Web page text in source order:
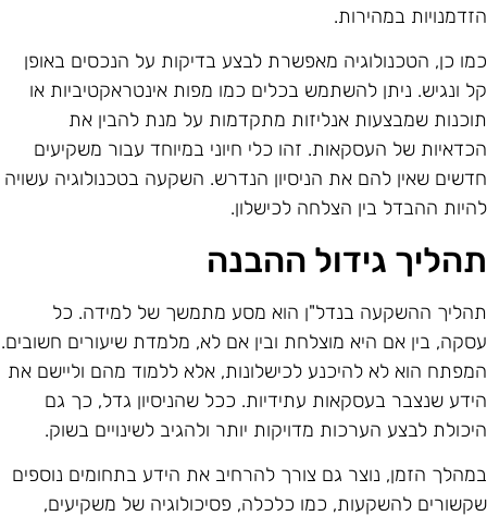
במהירות.
כן, הטכנולוגיה מאפשרת לבצע בדיקות על הנכסים באופן
ונגיש. ניתן להשתמש בכלים כמו מפות אינטראקטיביות או
שמבצעות אנליזות מתקדמות על מנת להבין את
של העסקאות. זהו כלי חיוני במיוחד עבור משקיעים
שאין להם את הניסיון הנדרש. השקעה בטכנולוגיה עשויה
ההבדל בין הצלחה לכישלון.
גידול ההבנה
ההשקעה בנדל"ן הוא מסע מתמשך של למידה. כל
בין אם היא מוצלחת ובין אם לא, מלמדת שיעורים חשובים.
הוא לא להיכנע לכישלונות, אלא ללמוד מהם וליישם את
שנצבר בעסקאות עתידיות. ככל שהניסיון גדל, כך גם
לבצע הערכות מדויקות יותר ולהגיב לשינויים בשוק.
הזמן, נוצר גם צורך להרחיב את הידע בתחומים נוספים
להשקעות, כמו כלכלה, פסיכולוגיה של משקיעים,